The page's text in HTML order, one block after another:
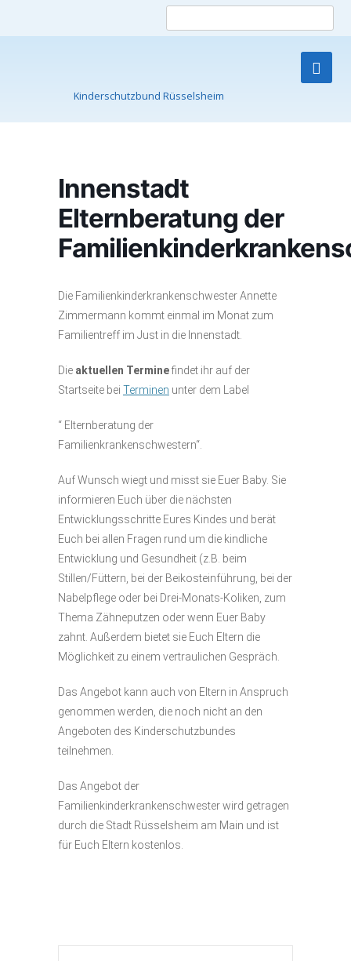
Kinderschutzbund Rüsselsheim
Skip
Innenstadt
Elternberatung der
Die Familienkinderkrankenschwester Annette
Zimmermann kommt einmal im Monat zum
Familientreff im Just in die Innenstadt.
Die aktuellen Terminefindet ihr auf der
Startseite bei Terminen unter dem Label
“ Elternberatung der
Familienkrankenschwestern“.
Auf Wunsch wiegt und misst sie Euer Baby. Sie
informieren Euch über die nächsten
Entwicklungsschritte Eures Kindes und berät
Euch bei allen Fragen rund um die kindliche
Entwicklung und Gesundheit (z.B. beim
Stillen/Füttern, bei der Beikosteinführung, bei der
Nabelpflege oder bei Drei-Monats-Koliken, zum
Thema Zähneputzen oder wenn Euer Baby
zahnt. Außerdem bietet sie Euch Eltern die
Möglichkeit zu einem vertraulichen Gespräch.
Das Angebot kann auch von Eltern in Anspruch
genommen werden, die noch nicht an den
Angeboten des Kinderschutzbundes
teilnehmen.
Das Angebot der
Familienkinderkrankenschwester wird getragen
durch die Stadt Rüsselsheim am Main und ist
für Euch Eltern kostenlos.